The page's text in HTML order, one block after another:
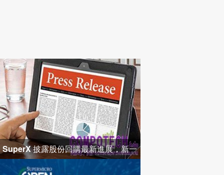
SuperX 披露股份回購最新進展，新一
輪迴購落地堅定長期價值成長